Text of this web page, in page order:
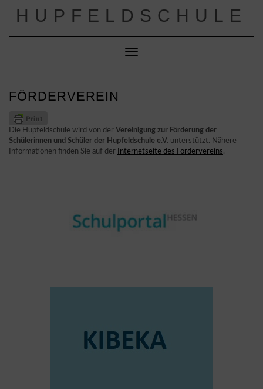
HUPFELDSCHULE
Toggle Navigation
FÖRDERVEREIN
Die Hupfeldschule wird von der Vereinigung zur Förderung der
Schülerinnen und Schüler der Hupfeldschule e.V. unterstützt. Nähere
Informationen finden Sie auf der
Internetseite des Fördervereins.